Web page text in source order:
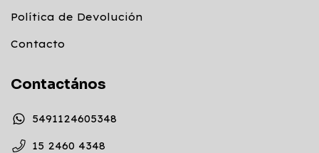
Política de Devolución
Contacto
Contactános
5491124605348
15 2460 4348